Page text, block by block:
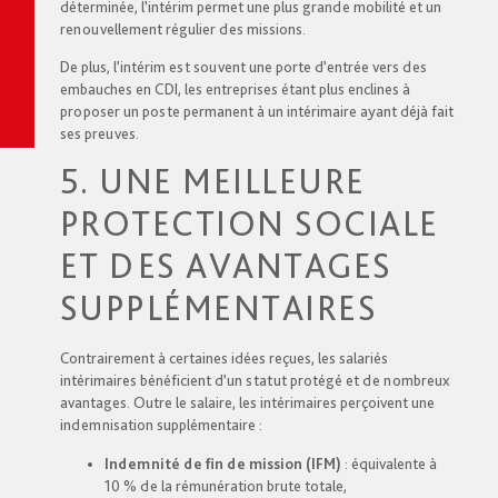
déterminée, l’intérim permet une plus grande mobilité et un
renouvellement régulier des missions.
De plus, l’intérim est souvent une porte d’entrée vers des
embauches en CDI, les entreprises étant plus enclines à
proposer un poste permanent à un intérimaire ayant déjà fait
ses preuves.
5. UNE MEILLEURE
PROTECTION SOCIALE
ET DES AVANTAGES
SUPPLÉMENTAIRES
Contrairement à certaines idées reçues, les salariés
intérimaires bénéficient d’un statut protégé et de nombreux
avantages. Outre le salaire, les intérimaires perçoivent une
indemnisation supplémentaire :
Indemnité de fin de mission (IFM) : équivalente à
10 % de la rémunération brute totale,